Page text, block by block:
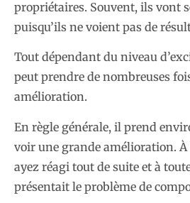
propriétaires. Souvent, ils vont
puisqu’ils ne voient pas de
Tout dépendant du niveau
peut prendre de nombreuses
amélioration.
En règle générale, il prend
voir une grande amélioration.
ayez réagi tout de suite et à
présentait le problème de